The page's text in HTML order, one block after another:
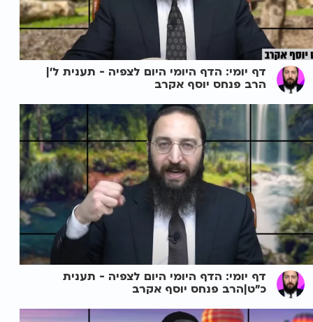
דף יומי: הדף היומי היום לצפיה - תענית ל'|
הרב פנחס יוסף אקרב
דף יומי: הדף היומי היום לצפיה - תענית
כ"ט|הרב פנחס יוסף אקרב